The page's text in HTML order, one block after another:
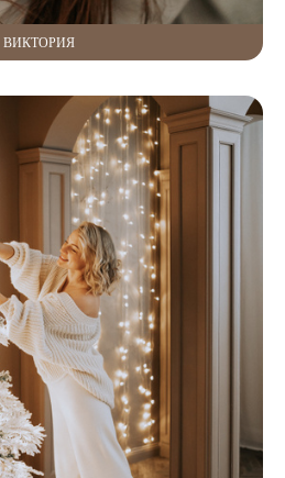
ВИКТОРИЯ